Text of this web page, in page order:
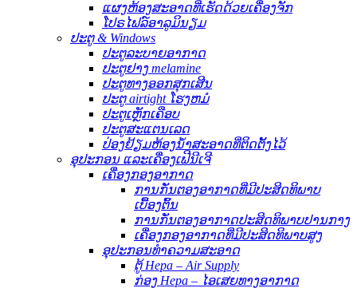
ແຜງຫ້ອງສະອາດທີ່ເຮັດດ້ວຍເຄື່ອງຈັກ
ໂປຣໄຟລ໌ອາລູມິນຽມ
ປະຕູ & Windows
ປະຕູລະບາຍອາກາດ
ປະຕູຢາງ melamine
ປະຕູທາງອອກສຸກເສີນ
ປະຕູ airtight ໂຮງຫມໍ
ປະຕູເຫຼັກເຄືອບ
ປະຕູສະແຕນເລດ
ປ່ອງຢ້ຽມຫ້ອງນໍ້າສະອາດທີ່ຕິດຕັ້ງໄວ້
ອຸປະກອນ ແລະເຄື່ອງເຟີນີເຈີ
ເຄື່ອງກອງອາກາດ
ການກັ່ນຕອງອາກາດທີ່ມີປະສິດທິພາບ
ເບື້ອງຕົ້ນ
ການກັ່ນຕອງອາກາດປະສິດທິພາບປານກາງ
ເຄື່ອງກອງອາກາດທີ່ມີປະສິດທິພາບສູງ
ອຸປະກອນທໍາຄວາມສະອາດ
ຕູ້ Hepa – Air Supply
ກ່ອງ Hepa – ໄອເສຍທາງອາກາດ